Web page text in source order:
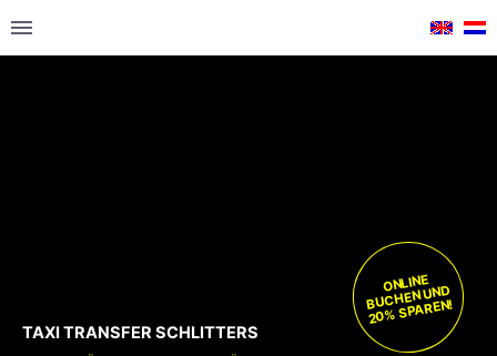
TAXI TRANSFER SCHLITTERS
ONLINE
BUCHEN UND
20% SPAREN!